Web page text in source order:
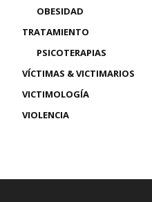
OBESIDAD
TRATAMIENTO
PSICOTERAPIAS
VÍCTIMAS & VICTIMARIOS
VICTIMOLOGÍA
VIOLENCIA